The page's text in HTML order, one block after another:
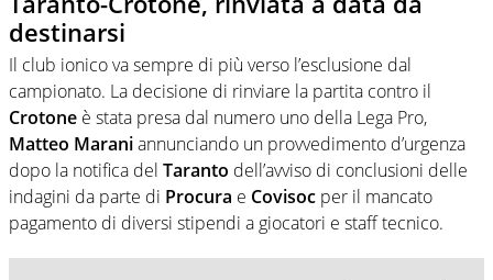
destinarsi
Il club ionico va sempre di più verso l’esclusione dal
campionato. La decisione di rinviare la partita contro il
Crotone è stata presa dal numero uno della Lega Pro,
Matteo Maraniannunciando un provvedimento d’urgenza
dopo la notifica del Taranto dell’avviso di conclusioni delle
indagini da parte di Procura e Covisoc per il mancato
pagamento di diversi stipendi a giocatori e staff tecnico.